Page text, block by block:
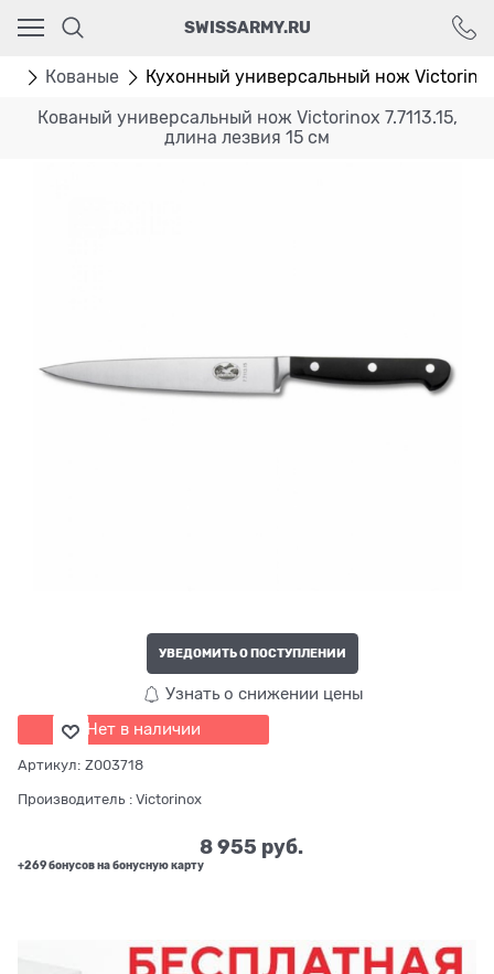
SWISSARMY.RU
Кованые Кухонный универсальный нож Victorinox
Кованый универсальный нож Victorinox 7.7113.15,
длина лезвия 15 см
УВЕДОМИТЬ О ПОСТУПЛЕНИИ
Узнать о снижении цены
Нет в наличии
Артикул: Z003718
Производитель : Victorinox
8 955 руб.
+269 бонусов на бонусную карту
Ваш город - Москва,
угадали?
ДА НЕТ